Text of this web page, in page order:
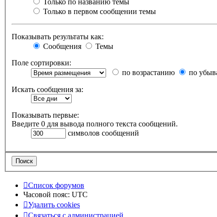
Только по названию темы
Только в первом сообщении темы
Показывать результаты как:
Сообщения
Темы
Поле сортировки:
по возрастанию
по
Искать сообщения за:
Показывать первые:
Введите 0 для вывода полного текста сообщений.
символов сообщений
Список форумов
Часовой пояс: UTC
Удалить cookies
Связаться с администрацией